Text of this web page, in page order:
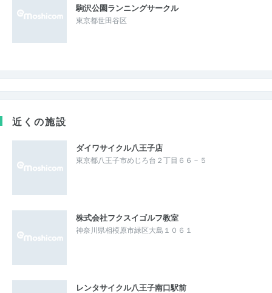
駒沢公園ランニングサークル
東京都世田谷区
近くの施設
ダイワサイクル八王子店
東京都八王子市めじろ台２丁目６６－５
株式会社フクスイゴルフ教室
神奈川県相模原市緑区大島１０６１
レンタサイクル八王子南口駅前